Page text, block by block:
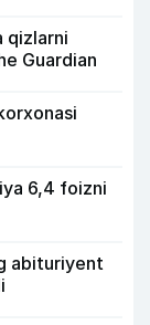
qizlarni
Guardian
6,4 foizni
abituriyent